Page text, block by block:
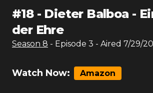
#18- Dieter Balboa -
der Ehre
Season 8 - Episode 3 - Aired 7/29/
Watch Now: Amazon